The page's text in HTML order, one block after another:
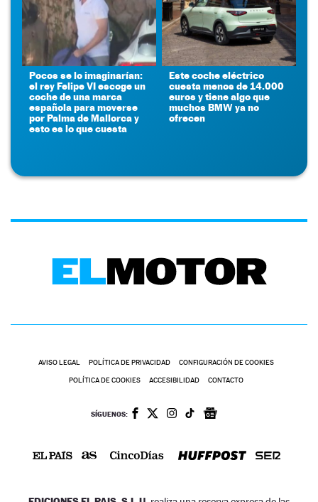
Pocos se lo imaginarían:
el rey Felipe VI escoge un
coche de una marca
española para moverse
por Palma de Mallorca y
esto es lo que cuesta
Este coche eléctrico
cuesta menos de 14.000
euros y tiene algo que
muchos BMW ya no
ofrecen
AVISO LEGAL POLÍTICA DE PRIVACIDAD CONFIGURACIÓN DE COOKIES
POLÍTICA DE COOKIES ACCESIBILIDAD CONTACTO
SÍGUENOS: